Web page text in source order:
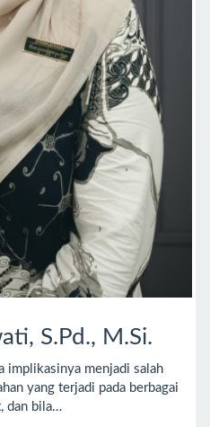
S.Pd., M.Si.
implikasinya menjadi salah
yang terjadi pada berbagai
dan bila…